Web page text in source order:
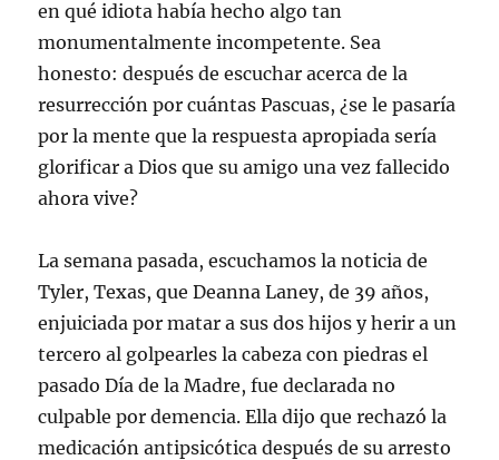
en qué idiota había hecho algo tan
monumentalmente incompetente. Sea
honesto: después de escuchar acerca de la
resurrección por cuántas Pascuas, ¿se le pasaría
por la mente que la respuesta apropiada sería
glorificar a Dios que su amigo una vez fallecido
ahora vive?
La semana pasada, escuchamos la noticia de
Tyler, Texas, que Deanna Laney, de 39 años,
enjuiciada por matar a sus dos hijos y herir a un
tercero al golpearles la cabeza con piedras el
pasado Día de la Madre, fue declarada no
culpable por demencia. Ella dijo que rechazó la
medicación antipsicótica después de su arresto